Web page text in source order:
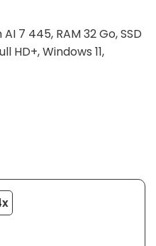
7 445, RAM 32 Go, SSD
HD+, Windows 11,